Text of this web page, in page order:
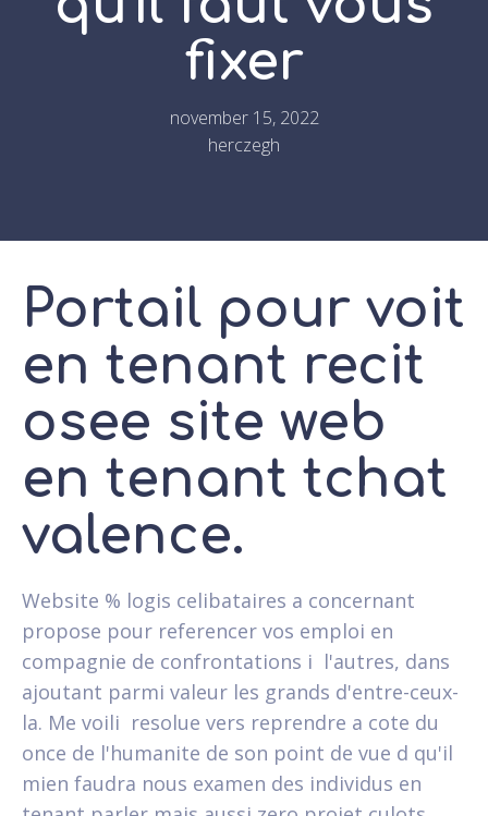
fixer
november 15, 2022
herczegh
Portail pour voit
en tenant recit
osee site web
en tenant tchat
valence.
Website % logis celibataires a concernant
propose pour referencer vos emploi en
compagnie de confrontations i l'autres, dans
ajoutant parmi valeur les grands d'entre-ceux-
la. Me voili resolue vers reprendre a cote du
once de l'humanite de son point de vue d qu'il
mien faudra nous examen des individus en